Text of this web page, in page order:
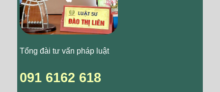
Tổng đài tư vấn pháp luật
091 6162 618